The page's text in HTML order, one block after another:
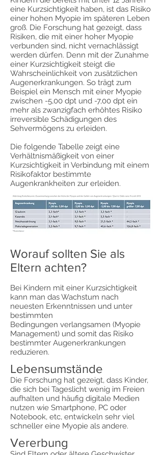
eine Kurzsichtigkeit haben, ist das Risiko
einer hohen Myopie im späteren Leben
groß. Die Forschung hat gezeigt, dass
Risiken, die mit einer hoher Myopie
verbunden sind, nicht vernachlässigt
werden dürfen. Denn mit der Zunahme
einer Kurzsichtigkeit steigt die
Wahrscheinlichkeit von zusätzlichen
Augenerkrankungen. So trägt zum
Beispiel ein Mensch mit einer Myopie
zwischen -5,00 dpt und -7,00 dpt ein
mehr als zwanzigfach erhöhtes Risiko
irreversible Schädigungen des
Sehvermögens zu erleiden.
Die folgende Tabelle zeigt eine
Verhältnismäßigkeit von einer
Kurzsichtigkeit in Verbindung mit einem
Risikofaktor bestimmte
Augenkrankheiten zur erleiden.
Worauf sollten Sie als
Eltern achten?
Bei Kindern mit einer Kurzsichtigkeit
kann man das Wachstum nach
neuesten Erkenntnissen und unter
bestimmten
Bedingungen verlangsamen (Myopie
Management) und somit das Risiko
bestimmter Augenerkrankungen
reduzieren.
Lebensumstände
Die Forschung hat gezeigt, dass Kinder,
die sich bei Tageslicht wenig im Freien
aufhalten und häufig digitale Medien
nutzen wie Smartphone, PC oder
Notebook, etc, entwickeln sehr viel
schneller eine Myopie als andere.
Vererbung